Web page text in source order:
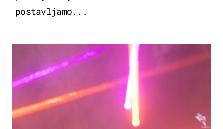
postavljamo...
KULTURA & ZABAVA